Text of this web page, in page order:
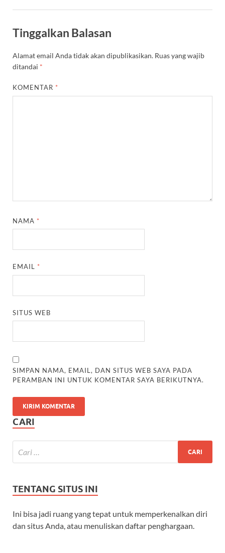
Tinggalkan Balasan
Alamat email Anda tidak akan dipublikasikan. Ruas yang wajib
ditandai *
KOMENTAR *
NAMA *
EMAIL *
SITUS WEB
SIMPAN NAMA, EMAIL, DAN SITUS WEB SAYA PADA
PERAMBAN INI UNTUK KOMENTAR SAYA BERIKUTNYA.
CARI
TENTANG SITUS INI
Ini bisa jadi ruang yang tepat untuk memperkenalkan diri
dan situs Anda, atau menuliskan daftar penghargaan.